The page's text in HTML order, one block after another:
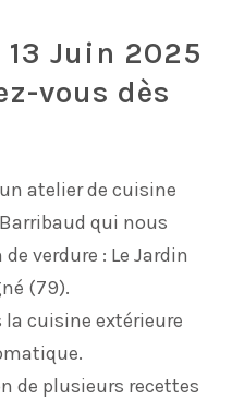
Juin 2025
vous dès
atelier de cuisine
qui nous
verdure : Le Jardin
(79).
la cuisine extérieure
de plusieurs recettes